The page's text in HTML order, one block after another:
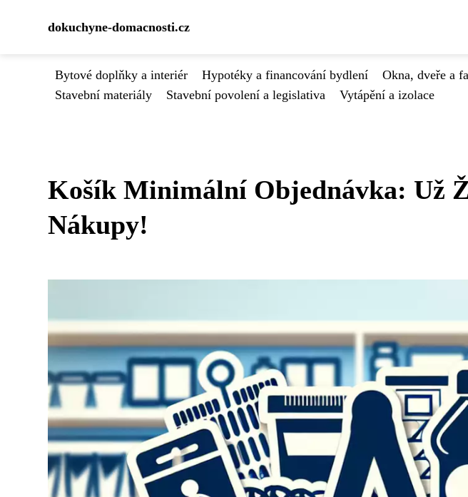
dokuchyne-domacnosti.cz
Bytové doplňky a interiér Hypotéky a financování bydlení Okna, dveře a
Stavební materiály
Stavební povolení a legislativa Vytápění a izolace
Košík Minimální Objednávka: Už
Nákupy!